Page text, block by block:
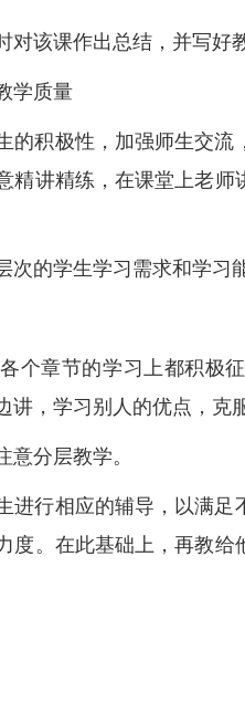
该课作出总结，并写好
学质量
的积极性，加强师生交
精讲精练，在课堂上老
次的学生学习需求和学习
个章节的学习上都积极
，学习别人的优点，克
意分层教学。
进行相应的辅导，以满
度。在此基础上，再教